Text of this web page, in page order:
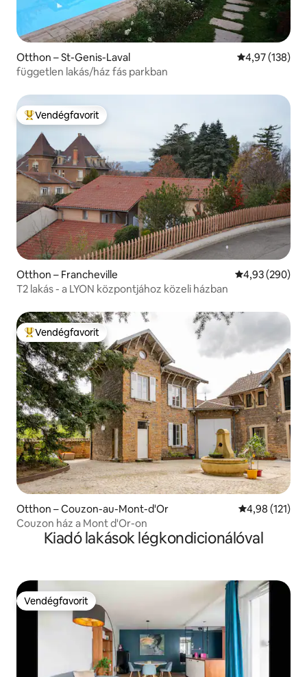
Otthon – St-Genis-Laval Átlagos
4,97 (138)
független lakás/ház fás parkban
Kiemelt vendégfavorit
Vendégfavorit
Otthon – Francheville Átlagos
4,93 (290)
T2 lakás - a LYON központjához közeli házban
Kiemelt vendégfavorit
Vendégfavorit
Otthon – Couzon-au-Mont-d'Or Átlagos
4,98 (121)
Couzon ház a Mont d'Or-on
Kiadó lakások légkondicionálóval
Vendégfavorit
Vendégfavorit